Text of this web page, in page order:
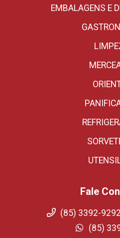
EMBALAGENS E
Fale
(85) 3392-
(85)